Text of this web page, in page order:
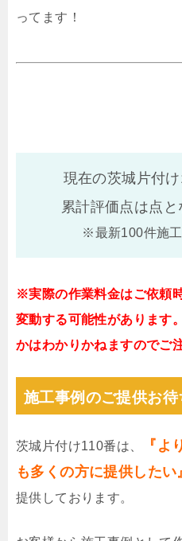
ってます！
現在の茨城片付
累計評価点は点と
※最新100件施
※実際の作業料金はご依頼
変動する可能性があります
かはわかりかねますのでご
施工事例のご提供お待
茨城片付け110番は、
『よ
も多くの方に提供したい
提供しております。